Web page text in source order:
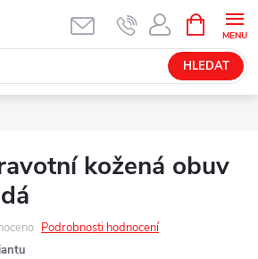
HLEDAT
NÁKUPNÍ
KOŠÍK
kožená obuv
Podrobnosti hodnocení